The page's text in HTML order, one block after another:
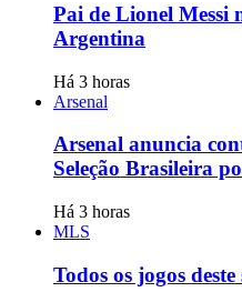
Pai de Lionel Messi
Argentina
Há 3 horas
Arsenal
Arsenal anuncia
Seleção Brasileira
Há 3 horas
MLS
Todos os jogos